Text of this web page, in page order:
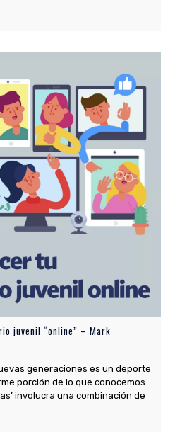
juvenil “online” – Mark
generaciones es un deporte
porción de lo que conocemos
involucra una combinación de